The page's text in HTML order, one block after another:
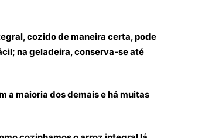
cozido de maneira certa, pode
na geladeira, conserva-se até
a maioria dos demais e há muitas